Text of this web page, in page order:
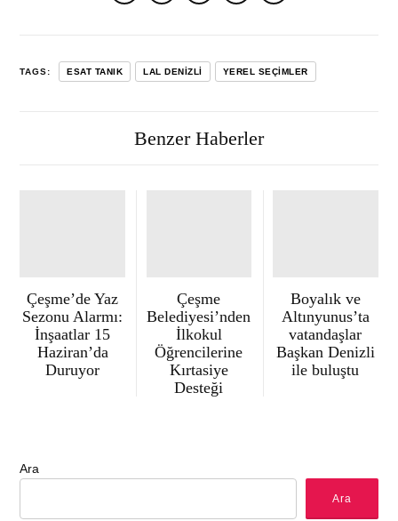
TAGS: ESAT TANIK LAL DENIZLI YEREL SEÇIMLER
Benzer Haberler
Çeşme’de Yaz
Sezonu Alarmı:
İnşaatlar 15
Haziran’da
Duruyor
Çeşme
Belediyesi’nden
İlkokul
Öğrencilerine
Kırtasiye
Desteği
Boyalık ve
Altınyunus’ta
vatandaşlar
Başkan Denizli
ile buluştu
Ara
Ara